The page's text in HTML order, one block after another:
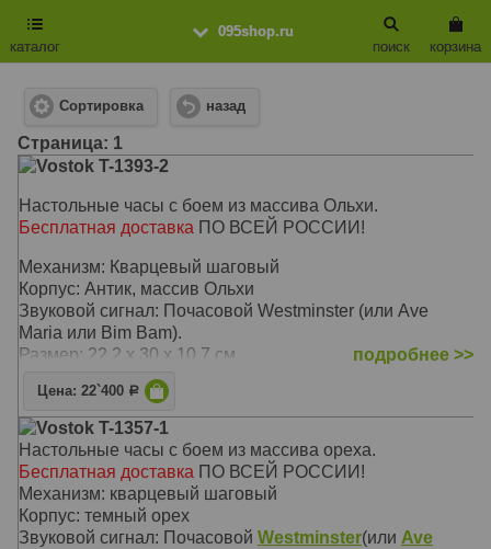
095shop.ru
каталог
корзина
поиск
Сортировка назад
Cтраница: 1
Vostok T-1393-2
Настольные часы с боем из массива Ольхи.
Бесплатная доставка ПО ВСЕЙ РОССИИ!
Механизм: Кварцевый шаговый
Корпус: Антик, массив Ольхи
Звуковой сигнал: Почасовой Westminster (или Ave
Maria или Bim Bam).
Размер: 22,2 х 30 x 10,7 см
подробнее >>
Цена: 22`400 Р
Vostok T-1357-1
Настольные часы с боем из массива ореха.
Бесплатная доставка ПО ВСЕЙ РОССИИ!
Механизм: кварцевый шаговый
Корпус: темный орех
Звуковой сигнал: Почасовой Westminster(или Ave